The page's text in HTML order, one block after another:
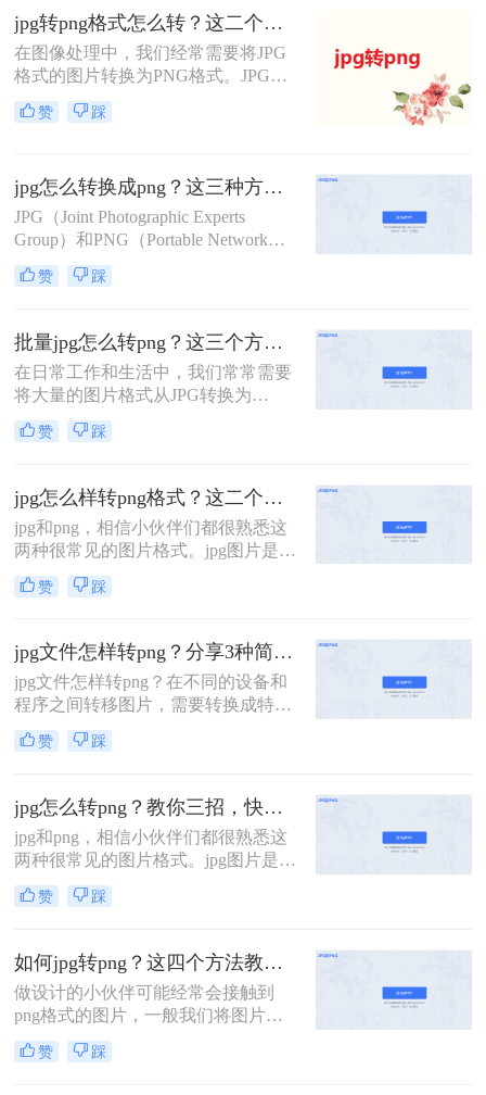
文将介绍三种将JPG转换成PNG格式
的方法，帮助您轻松实现格式转换。
jpg转png格式怎么转？这二个简单方法教会你！
​在图像处理中，我们经常需要将JPG
格式的图片转换为PNG格式。JPG是
一种有损压缩格式，而PNG是无损压
缩格式，能够更好地保留图像的细
JPG到PNG的转换。那么jpg转png格
式怎么转呢？下面将为您介绍两种常
用的方法。
赞 踩
jpg怎么转换成png？这三种方法学起来！
JPG（Joint Photographic Experts
Group）和PNG（Portable Network
Graphics）是常见的图像文件格式。
尽管它们在存储图像方面有所不同，
PNG文件。本文将详细介绍jpg怎么转
换成png，并提供简单易行的步骤指
南。
赞 踩
批量jpg怎么转png？这三个方法教会你！
在日常工作和生活中，我们常常需要
将大量的图片格式从JPG转换为
PNG。PNG是一种无损压缩的位图图
形格式，具有透明度和半透明的特
原始图像质量的场景。本文将介绍几
种批量jpg怎么转png的方法。
赞 踩
jpg怎么样转png格式？这二个方法教会你！
jpg和png，相信小伙伴们都很熟悉这
两种很常见的图片格式。jpg图片是有
损压缩格式，而png是无损压缩的算
法，在一定的专业处理上都是会使用
及照片存储使用jpg就够啦！那么jpg
怎么样转png格式呢？下面就和大家
唠一唠！
赞 踩
jpg文件怎样转png？分享3种简单方法~
jpg文件怎样转png？在不同的设备和
程序之间转移图片，需要转换成特定
的格式才能够被识别和打开。我们在
上传图片的时候，网站或电子邮件等
如果网站要求上传图片的格式为
png，那么jpg文件怎样转png呢？下面
这个方法，大家可以好好看看。
赞 踩
jpg怎么转png？教你三招，快速转换！
jpg和png，相信小伙伴们都很熟悉这
两种很常见的图片格式。jpg图片是有
损压缩格式，而png是无损压缩的算
法，在一定的专业处理上都是会使用
及照片存储使用jpg就够啦！那么jpg
怎么转png呢？下面就和大家唠一
唠！
赞 踩
如何jpg转png？这四个方法教会你！
做设计的小伙伴可能经常会接触到
png格式的图片，一般我们将图片进
行抠图处理之后直接保存的就是png
格式的，这种格式图片在使用的时候
赞 踩